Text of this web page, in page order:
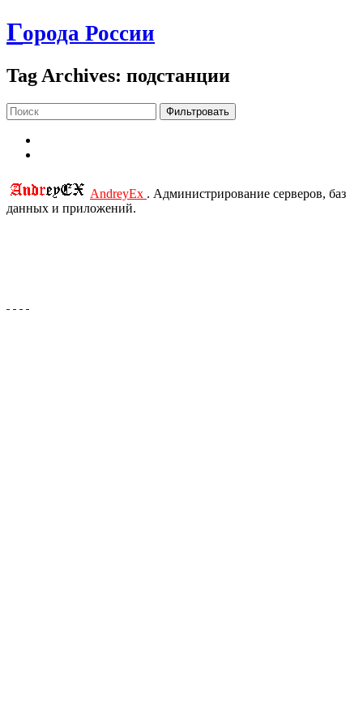
Города России
Tag Archives: подстанции
Фильтровать
AndreyEx . Администрирование серверов, баз
данных и приложений.